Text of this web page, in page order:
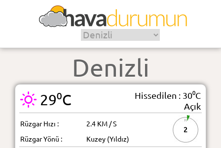
Denizli
29⁰C
Hissedilen : 30⁰C
Açık
Rüzgar Hızı : 2.4 KM / S
2
Rüzgar Yönü :
Kuzey (Yıldız)